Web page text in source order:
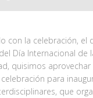
con la celebración, el
Día Internacional de
quisimos aprovechar
para
que